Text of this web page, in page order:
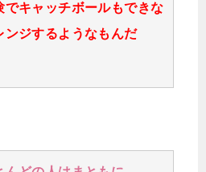
でキャッチボールもできな
ンジするようなもんだ